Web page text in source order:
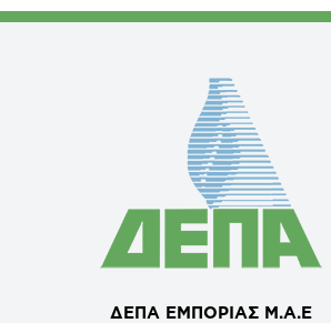
ΔΕΠΑ ΕΜΠΟΡΙΑΣ Μ.Α.Ε